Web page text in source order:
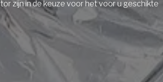
zijn in de keuze voor het voor u geschikte